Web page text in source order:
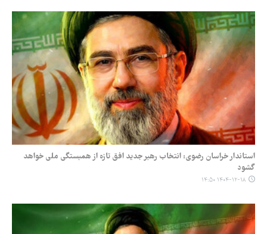
استاندار خراسان رضوی: انتخاب رهبر جدید افق‌ تازه‌ از همبستگی ملی خواهد
گشود
۱۴۰۴-۱۲-۱۸ ۱۴:۵۰